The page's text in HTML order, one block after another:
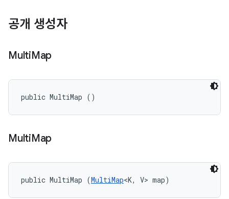
공개 생성자
MultiMap
public MultiMap ()
MultiMap
public MultiMap (MultiMap<K, V> map)